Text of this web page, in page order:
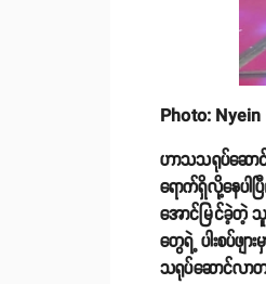
Photo: Nyein
ဟာသသရုပ်ဆော
ရောက်ရှိလို့နေပ
အောင်မြင်ခဲ့တဲ့
တွေရဲ့ ပါးစပ်ဖျ
သရုပ်ဆောင်လာ